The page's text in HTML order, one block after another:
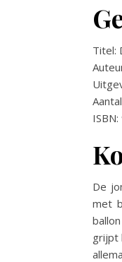
Titel:
De
met
grijpt